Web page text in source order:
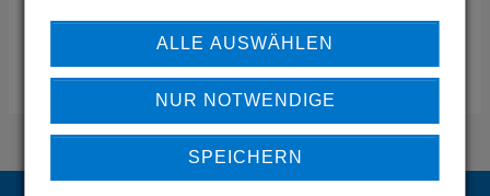
Web:http://www.galvinengineering.com.au/
ZUSTÄNDIGKEIT REGION
ALLE AUSWÄHLEN
NUR NOTWENDIGE
SPEICHERN